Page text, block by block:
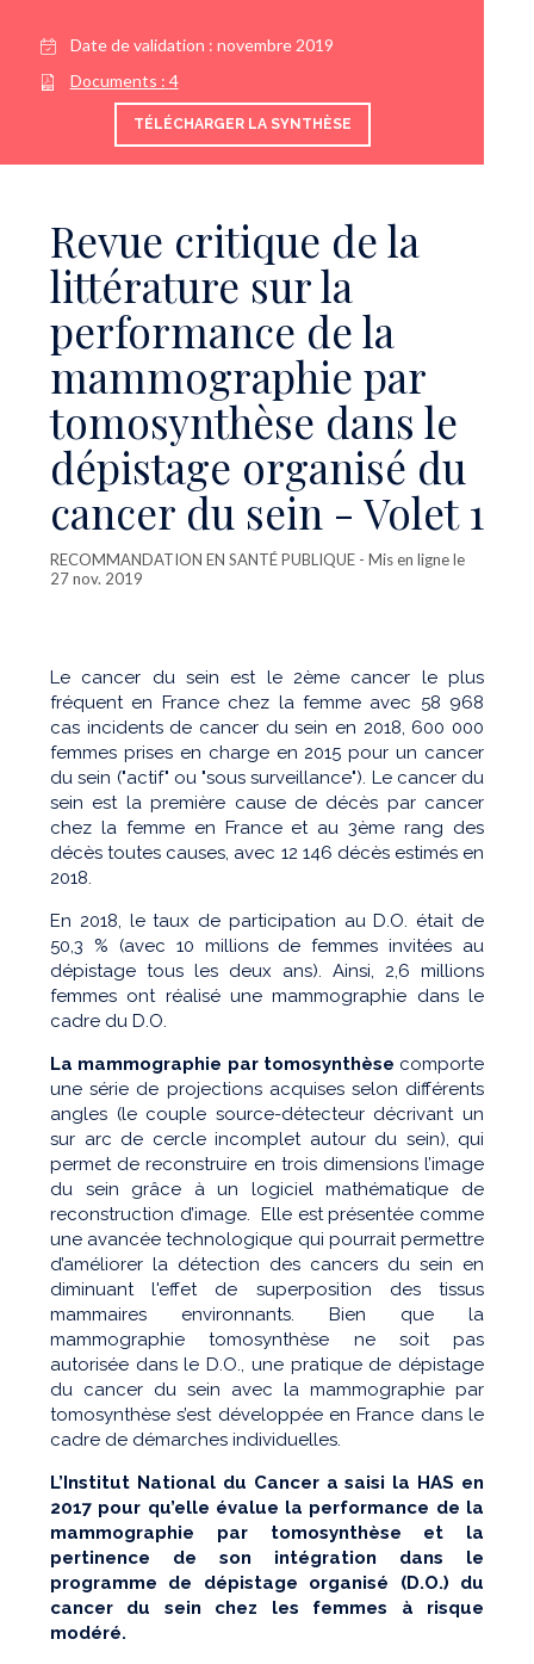
Date de validation : novembre 2019
Documents : 4
TÉLÉCHARGER LA SYNTHÈSE
Revue critique de la
littérature sur la
performance de la
mammographie par
tomosynthèse dans le
dépistage organisé du
cancer du sein - Volet 1
RECOMMANDATION EN SANTÉ PUBLIQUE - Mis en ligne le
27 nov. 2019
Le cancer du sein est le 2ème cancer le plus
fréquent en France chez la femme avec 58 968
cas incidents de cancer du sein en 2018, 600 000
femmes prises en charge en 2015 pour un cancer
du sein ("actif" ou "sous surveillance"). Le cancer du
sein est la première cause de décès par cancer
chez la femme en France et au 3ème rang des
décès toutes causes, avec 12 146 décès estimés en
2018.
En 2018, le taux de participation au D.O. était de
50,3 % (avec 10 millions de femmes invitées au
dépistage tous les deux ans). Ainsi, 2,6 millions
femmes ont réalisé une mammographie dans le
cadre du D.O.
La mammographie par tomosynthèse comporte
une série de projections acquises selon différents
angles (le couple source-détecteur décrivant un
sur arc de cercle incomplet autour du sein), qui
permet de reconstruire en trois dimensions l’image
du sein grâce à un logiciel mathématique de
reconstruction d’image. Elle est présentée comme
une avancée technologique qui pourrait permettre
d’améliorer la détection des cancers du sein en
diminuant l'effet de superposition des tissus
mammaires environnants. Bien que la
mammographie tomosynthèse ne soit pas
autorisée dans le D.O., une pratique de dépistage
du cancer du sein avec la mammographie par
tomosynthèse s’est développée en France dans le
cadre de démarches individuelles.
L’Institut National du Cancer a saisi la HAS en
2017 pour qu’elle évalue la performance de la
mammographie par tomosynthèse et la
pertinence de son intégration dans le
programme de dépistage organisé (D.O.) du
cancer du sein chez les femmes à risque
modéré.